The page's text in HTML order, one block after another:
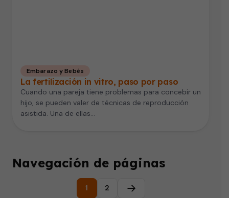
Embarazo y Bebés
La fertilización in vitro, paso por paso
Cuando una pareja tiene problemas para concebir un
hijo, se pueden valer de técnicas de reproducción
asistida. Una de ellas…
Navegación de páginas
1 2 Página siguiente